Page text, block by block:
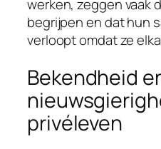
werken, zeggen vaak
begrijpen en dat hun
verloopt omdat ze
Bekendheid
privéleven